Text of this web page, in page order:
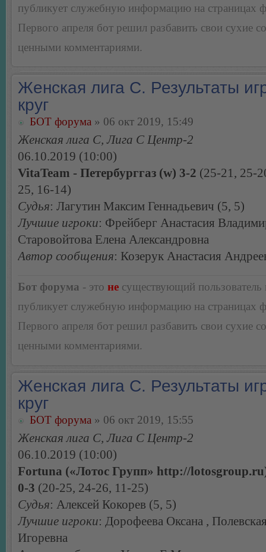
публикует служебную информацию на страницах
Первого апреля бот решил разбавить свои сухие
ценными комментариями.
Женская лига С. Результаты
круг
БОТ форума » 06 окт 2019, 15:49
Женская лига С, Лига С Центр-2
06.10.2019 (10:00)
VitaTeam - Петербурггаз (w) 3-2 (25-21, 25-
25, 16-14)
Судья: Лагутин Максим Геннадьевич (5, 5)
Лучшие игроки: Фрейберг Анастасия
Старовойтова Елена Александровна
Автор сообщения: Козерук Анастасия
Бот форума - это не существующий пользователь
публикует служебную информацию на страницах
Первого апреля бот решил разбавить свои сухие
ценными комментариями.
Женская лига С. Результаты
круг
БОТ форума » 06 окт 2019, 15:55
Женская лига С, Лига С Центр-2
06.10.2019 (10:00)
Fortuna («Лотос Групп» http://
0-3 (20-25, 24-26, 11-25)
Судья: Алексей Кокорев (5, 5)
Лучшие игроки: Дорофеева Оксана ,
Игоревна